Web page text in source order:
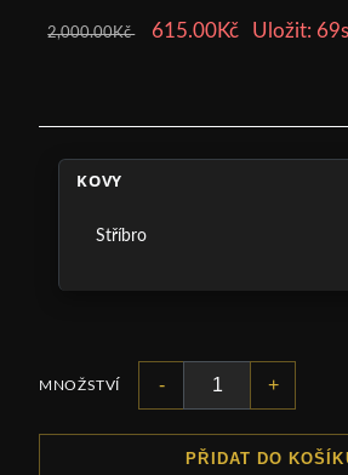
2,000.00Kč 615.00Kč Uložit:
KOVY
Stříbro
MNOŽSTVÍ - +
PŘIDAT DO